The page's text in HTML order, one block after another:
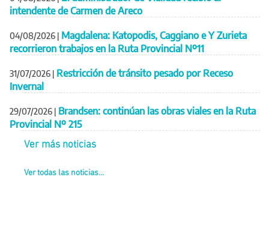
intendente de Carmen de Areco
04/08/2026 | Magdalena: Katopodis, Caggiano e Y Zurieta
recorrieron trabajos en la Ruta Provincial Nº11
31/07/2026 | Restricción de tránsito pesado por Receso
Invernal
29/07/2026 | Brandsen: continúan las obras viales en la Ruta
Provincial Nº 215
Ver más noticias
Ver todas las noticias...